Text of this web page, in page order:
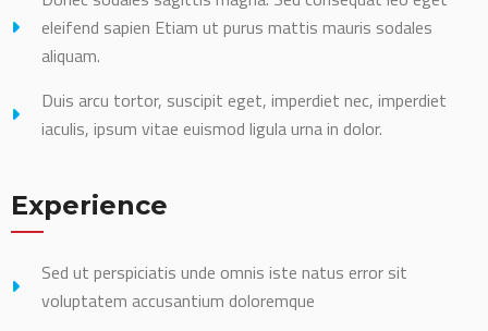
eleifend sapien Etiam ut purus mattis mauris sodales
aliquam.
Duis arcu tortor, suscipit eget, imperdiet nec, imperdiet
iaculis, ipsum vitae euismod ligula urna in dolor.
Experience
Sed ut perspiciatis unde omnis iste natus error sit
voluptatem accusantium doloremque